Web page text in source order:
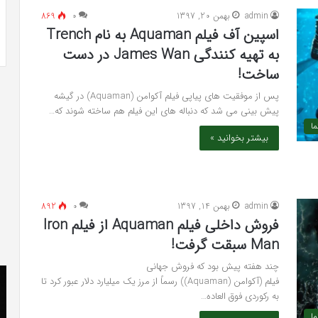
admin بهمن 20, 1397 ۰ 869
اسپین آف فیلم Aquaman به نام Trench
به تهیه کنندگی James Wan در دست
ساخت!
پس از موفقیت های پیاپی فیلم آکوامن (Aquaman) در گیشه
پیش بینی می شد که دنباله های این فیلم هم ساخته شوند که…
بیشتر بخوانید »
admin بهمن 14, 1397 ۰ 892
فروش داخلی فیلم Aquaman از فیلم Iron
Man سبقت گرفت!
چند هفته پیش بود که فروش جهانی
فیلم (آکوامن (Aquaman)) رسماً از مرز یک میلیارد دلار عبور کرد تا
به رکوردی فوق العاده…
به شایعه‌های اخیر؛
دادگاه می‌دهم»
تشخیص سندرم پرادر-ویلی چگونه انجام
می‌شود؟
کریستن
بل
می